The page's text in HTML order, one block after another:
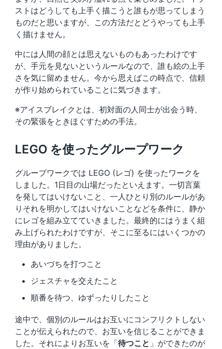
ストはどうしても上手く描こうと誰もが思ってしまう
ものだと思いますが、この方法だとどうやっても上手
く描けません。
中には人間の顔とは思えないものもあったわけです
が、手元を見ないというルールなので、誰も絵の上手
さを気に留めません。今から思えばこの時点で、信頼
が作り始められていることに気づきます。
※アイスブレイクとは、初対面の人同士が出会う時、
その緊張をときほぐすための手法。
LEGO を使ったグループワーク
グループワークでは LEGO (レゴ) を使ったワークを
しました。1日目の山場だったといえます。一切言葉
を発してはいけないこと、一人ひとり別のルールがあ
りそれを明かしてはいけないことなどを条件に、静か
にレゴを組み立てていきました。最終的にはうまく組
み上げられたわけですが、そこに至るにはいくつかの
理由がありました。
あいづちを打つこと
ジェスチャを交えたこと
順番を待つ、ゆずったりしたこと
途中で、個別のルールはお互いにコンフリクトしない
ことが伝えられたので、お互いを信じることができま
した。それによりお互いを「待つこと 」ができたのが